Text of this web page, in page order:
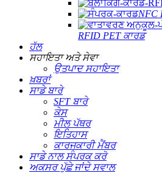
NFC
RFID PET ਕਾਰਡ
ਹੱਲ
ਸਹਾਇਤਾ ਅਤੇ ਸੇਵਾ
ਉਤਪਾਦ ਸਹਾਇਤਾ
ਖ਼ਬਰਾਂ
ਸਾਡੇ ਬਾਰੇ
SFT ਬਾਰੇ
ਕੇਸ
ਮੀਲ ਪੱਥਰ
ਇਤਿਹਾਸ
ਕਾਰਜਕਾਰੀ ਮੈਂਬਰ
ਸਾਡੇ ਨਾਲ ਸੰਪਰਕ ਕਰੋ
ਅਕਸਰ ਪੁੱਛੇ ਜਾਂਦੇ ਸਵਾਲ